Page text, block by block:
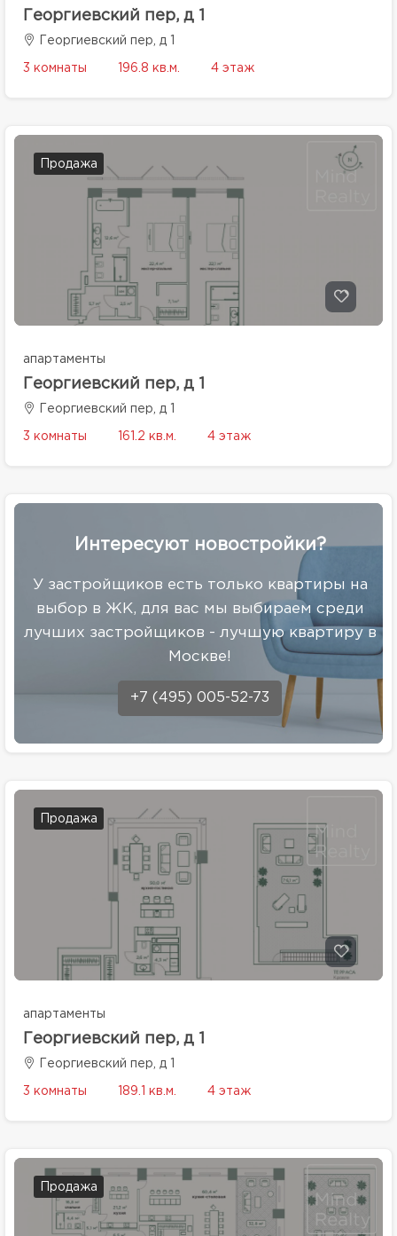
Георгиевский пер, д 1
Георгиевский пер, д 1
3 комнаты 196.8 кв.м. 4 этаж
Продажа
апартаменты
Георгиевский пер, д 1
Георгиевский пер, д 1
3 комнаты 161.2 кв.м. 4 этаж
Интересуют новостройки?
У застройщиков есть только квартиры на
выбор в ЖК, для вас мы выбираем среди
лучших застройщиков - лучшую квартиру в
Москве!
+7 (495) 005-52-73
Продажа
апартаменты
Георгиевский пер, д 1
Георгиевский пер, д 1
3 комнаты 189.1 кв.м. 4 этаж
Продажа